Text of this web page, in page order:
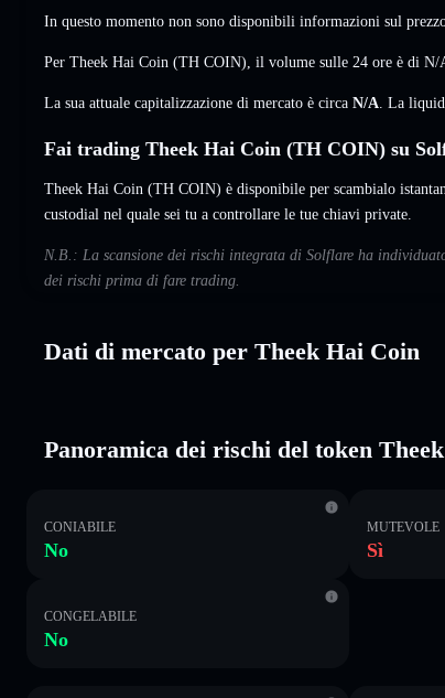
In questo momento non sono disponibili informazioni sul
Per Theek Hai Coin (TH COIN), il volume sulle 24 ore è di N/
La sua attuale capitalizzazione di mercato è circa N/A . La
Fai trading Theek Hai Coin (TH COIN) su
Theek Hai Coin (TH COIN) è disponibile per scambialo
custodial nel quale sei tu a controllare le tue chiavi private.
N.B.: La scansione dei rischi integrata di Solflare ha
dei rischi prima di fare trading.
Dati di mercato per Theek Hai Coin
Panoramica dei rischi del token
CONIABILE
No
MUTEVOLE
Sì
CONGELABILE
No